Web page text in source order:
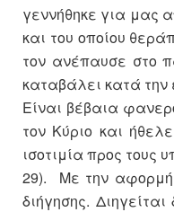
γεννήθηκε για μας
και του οποίου
τον ανέπαυσε στο
καταβάλει κατά την
Είναι βέβαια
τον Κύριο και
ισοτιμία προς τους
29). Με την αφορμή
διήγησης.